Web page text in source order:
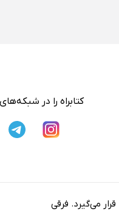
کتابراه را در
می‌گیرد. فرقی